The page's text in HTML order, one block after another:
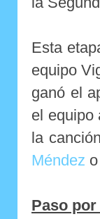
Esta
equipo
ganó el
el equipo
la
Méndez o
Paso por